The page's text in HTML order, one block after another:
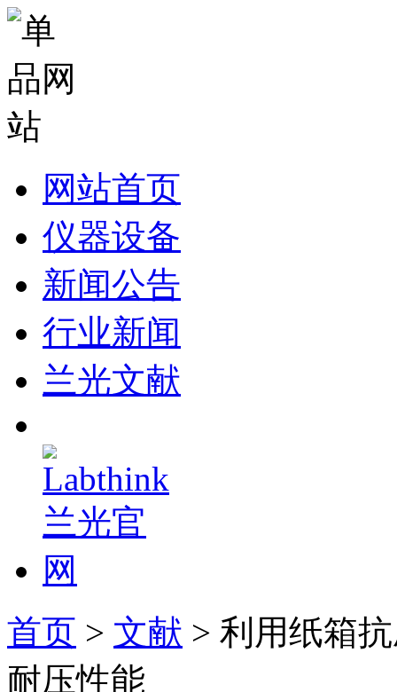
网站首页
仪器设备
新闻公告
行业新闻
兰光文献
首页 > 文献 > 利用纸箱
耐压性能